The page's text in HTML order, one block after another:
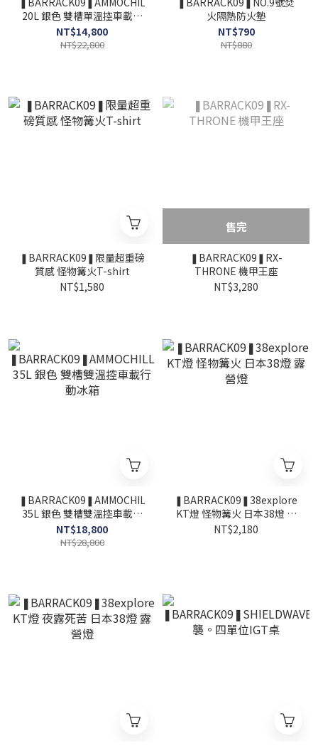
20L 銀色 雙槽單溫控車載行
動冰箱
NT$14,800
NT$22,800
火隔熱防火墊
NT$790
NT$880
❚BARRACK09❚限量超重磅
質感 怪物篝火T-shirt
NT$1,580
售完
❚BARRACK09❚RX-
THRONE 機甲王座
NT$3,280
❚BARRACK09❚AMMOCHILL
35L 銀色 雙槽雙溫控車載行
動冰箱
NT$18,800
NT$28,800
❚BARRACK09❚38explore
KT燈 怪物篝火 日本38燈 露
營燈
NT$2,180